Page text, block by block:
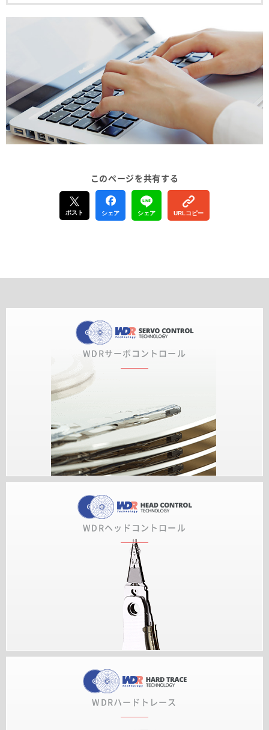
このページを共有する
ポスト シェア シェア URLコピー
WDRサーボコントロール
WDRヘッドコントロール
WDRハードトレース